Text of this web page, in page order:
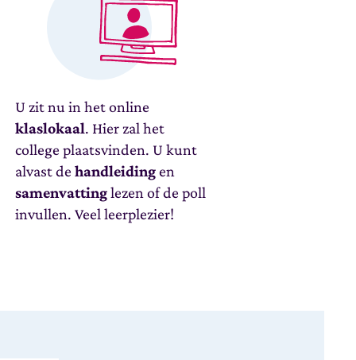
U zit nu in het online
klaslokaal. Hier zal het
college plaatsvinden. U kunt
alvast dehandleidingen
samenvattinglezen of de poll
invullen. Veel leerplezier!